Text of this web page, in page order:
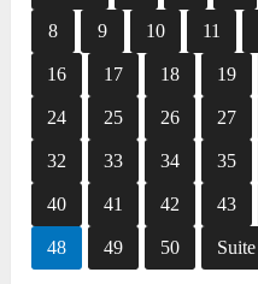
8 9 10 11
16 17 18 19
24 25 26 27
32 33 34 35
40 41 42 43
48 49 50 Suite